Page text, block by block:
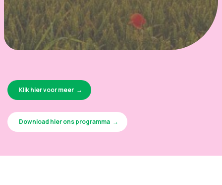
Klik hier voor meer
Download hier ons programma